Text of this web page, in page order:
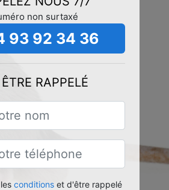
non surtaxé
93 92 34 36
RAPPELÉ
conditionset d'être rappelé